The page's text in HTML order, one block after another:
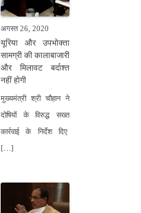
अगस्त 26, 2020
यूरिया और उपभोक्ता
सामग्री की कालाबाजारी
और मिलावट बर्दाश्त
नहीं होगी
मुख्यमंत्री श्री चौहान ने
दोषियों के विरुद्ध सख्त
कार्रवाई के निर्देश दिए
[…]